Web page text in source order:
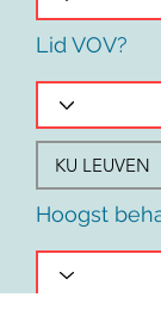
Lid VOV?
Hoogst